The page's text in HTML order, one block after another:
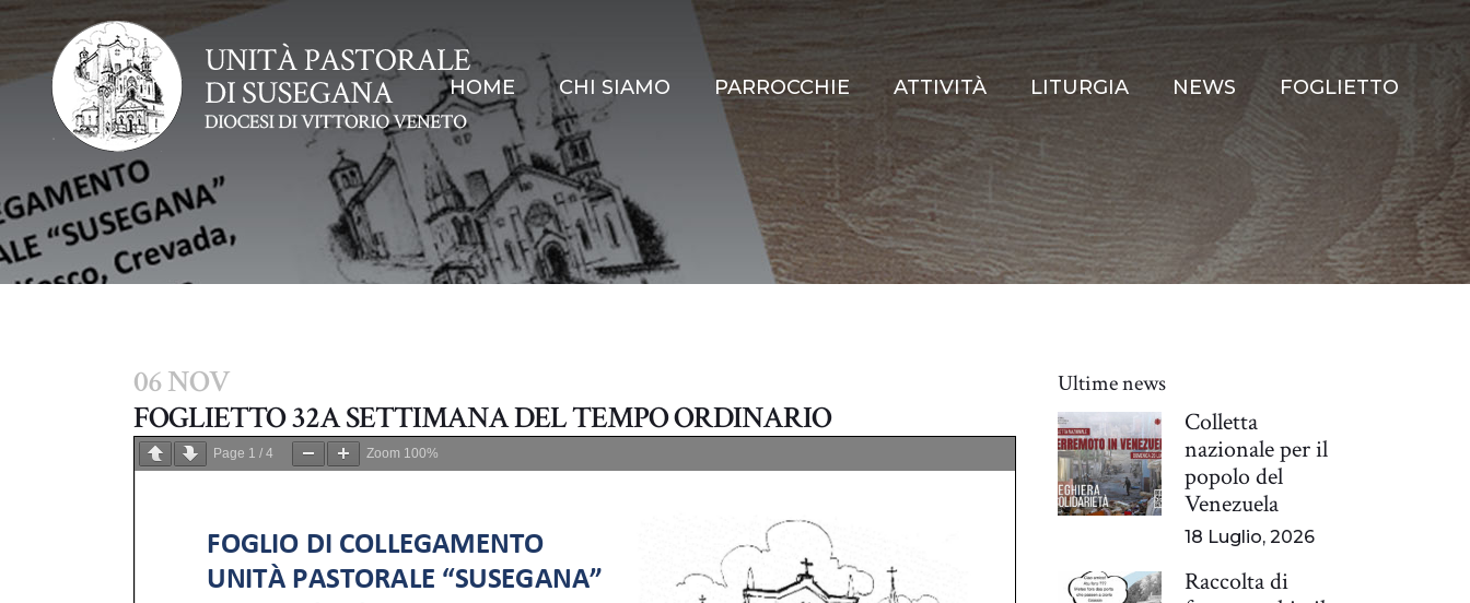
HOME CHI SIAMO PARROCCHIE ATTIVITÀ LITURGIA NEWS FOGLIETTO
06 NOV
FOGLIETTO 32A SETTIMANA DEL TEMPO ORDINARIO
Page 1 / 4 Zoom 100%
Ultime news
Colletta
nazionale per il
popolo del
Venezuela
18 Luglio, 2026
Raccolta di